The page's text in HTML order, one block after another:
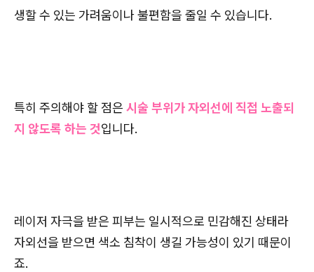
생할 수 있는 가려움이나 불편함을 줄일 수 있습니다.
특히 주의해야 할 점은 시술 부위가 자외선에 직접 노출되
지 않도록 하는 것입니다.
레이저 자극을 받은 피부는 일시적으로 민감해진 상태라
자외선을 받으면 색소 침착이 생길 가능성이 있기 때문이
죠.